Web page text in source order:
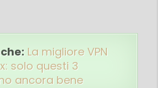
La migliore VPN
solo questi 3
ancora bene